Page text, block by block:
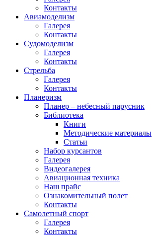
Контакты
Авиамоделизм
Галерея
Контакты
Судомоделизм
Галерея
Контакты
Стрельба
Галерея
Контакты
Планеризм
Планер – небесный парусник
Библиотека
Книги
Методические материалы
Статьи
Набор курсантов
Галерея
Видеогалерея
Авиационная техника
Наш прайс
Ознакомительный полет
Контакты
Самолетный спорт
Галерея
Контакты